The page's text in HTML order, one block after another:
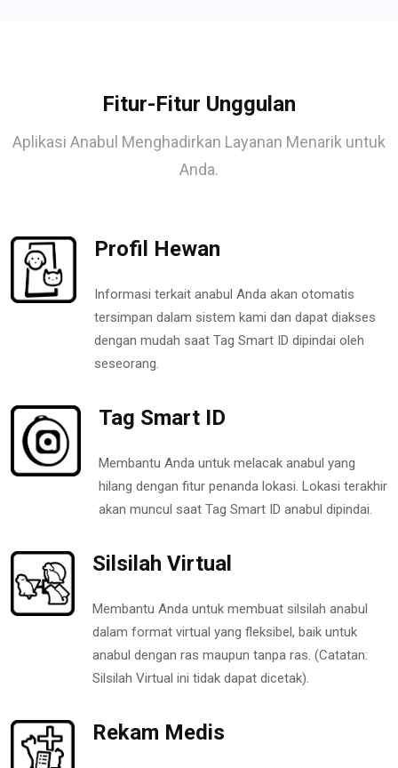
Fitur-Fitur Unggulan
Aplikasi Anabul Menghadirkan Layanan Menarik untuk
Anda.
Profil Hewan
Informasi terkait anabul Anda akan otomatis
tersimpan dalam sistem kami dan dapat diakses
dengan mudah saat Tag Smart ID dipindai oleh
seseorang.
Tag Smart ID
Membantu Anda untuk melacak anabul yang
hilang dengan fitur penanda lokasi. Lokasi terakhir
akan muncul saat Tag Smart ID anabul dipindai.
Silsilah Virtual
Membantu Anda untuk membuat silsilah anabul
dalam format virtual yang fleksibel, baik untuk
anabul dengan ras maupun tanpa ras. (Catatan:
Silsilah Virtual ini tidak dapat dicetak).
Rekam Medis